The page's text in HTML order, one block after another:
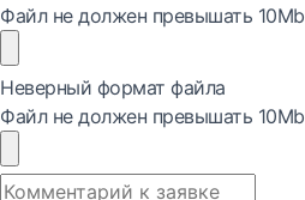
Файл не должен превышать 10Mb
Неверный формат файла
Файл не должен превышать 10Mb